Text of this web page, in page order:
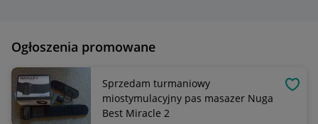
Ogłoszenia promowane
Sprzedam turmaniowy
miostymulacyjny pas masazer Nuga
Best Miracle 2